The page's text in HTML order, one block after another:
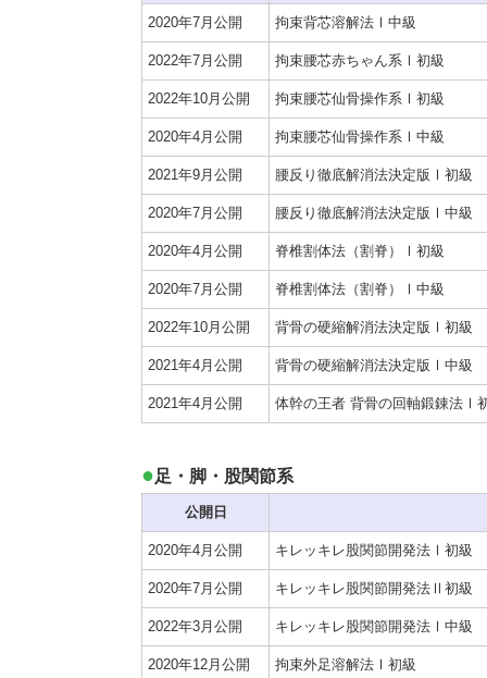
2020年7月公開 拘束背芯溶解法Ⅰ中級
2022年7月公開 拘束腰芯赤ちゃん系Ⅰ初級
2022年10月公開 拘束腰芯仙骨操作系Ⅰ初級
2020年4月公開 拘束腰芯仙骨操作系Ⅰ中級
2021年9月公開 腰反り徹底解消法決定版Ⅰ初級
2020年7月公開 腰反り徹底解消法決定版Ⅰ中級
2020年4月公開 脊椎割体法（割脊）Ⅰ初級
2020年7月公開 脊椎割体法（割脊）Ⅰ中級
2022年10月公開 背骨の硬縮解消法決定版Ⅰ初級
2021年4月公開 背骨の硬縮解消法決定版Ⅰ中級
2021年4月公開 体幹の王者 背骨の回軸鍛錬法Ⅰ
足・脚・股関節系
公開日
2020年4月公開 キレッキレ股関節開発法Ⅰ初級
2020年7月公開 キレッキレ股関節開発法Ⅱ初級
2022年3月公開 キレッキレ股関節開発法Ⅰ中級
2020年12月公開 拘束外足溶解法Ⅰ初級